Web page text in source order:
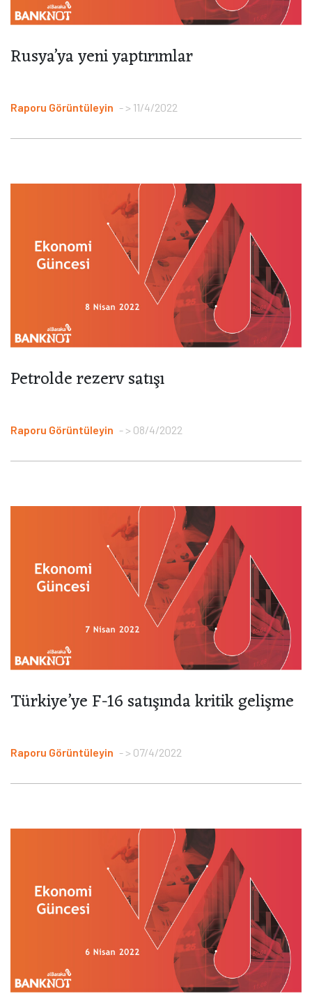
Rusya’ya yeni yaptırımlar
Raporu Görüntüleyin > 11/4/2022
Petrolde rezerv satışı
Raporu Görüntüleyin > 08/4/2022
Türkiye’ye F-16 satışında kritik gelişme
Raporu Görüntüleyin > 07/4/2022